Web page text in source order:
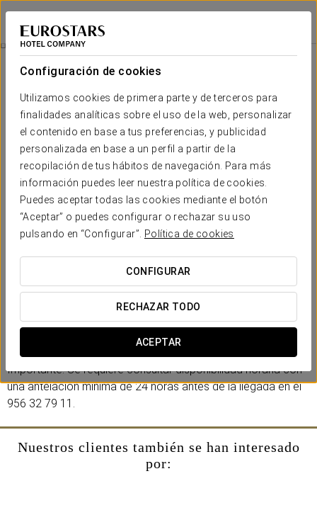
Configuración de cookies
Utilizamos cookies de primera parte y de terceros para
finalidades analíticas sobre el uso de la web, personalizar
el contenido en base a tus preferencias, y publicidad
personalizada en base a un perfil a partir de la
recopilación de tus hábitos de navegación. Para más
información puedes leer nuestra política de cookies.
Puedes aceptar todas las cookies mediante el botón
“Aceptar” o puedes configurar o rechazar su uso
pulsando en “Configurar”.
Política de cookies
CONFIGURAR
RECHAZAR TODO
ACEPTAR
Eurostars Asta Regia
CÁDIZ - JEREZ DE LA FRONTERA
Visita A Bodega Fundador
18 €/pax
Visita a Bodega Fundador
Visita guiada a una de las bodegas más impresionantes de
Jerez, que te transportará en el tiempo al siglo XIX. La visita
dura 1h 30 min. e incluye una cata de sus mejores vinos.
De lunes a sábado (Horario L-V: 12h-14h-16h S: 12h). Precio:
Importante: Se requiere consultar disponibilidad horaria con
una antelación mínima de 24 horas antes de la llegada en el
956 32 79 11.
Nuestros clientes también se han interesado
por: